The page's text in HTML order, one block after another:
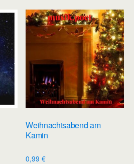
Weihnachtsabend am
Kamin
0,99€